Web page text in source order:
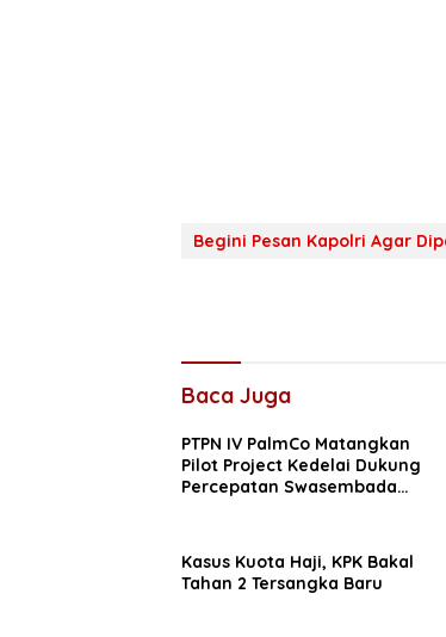
Begini Pesan Kapolri Agar
Baca Juga
PTPN IV PalmCo Matangkan
Pilot Project Kedelai Dukung
Percepatan Swasembada
Kasus Kuota Haji, KPK Bakal
Tahan 2 Tersangka Baru